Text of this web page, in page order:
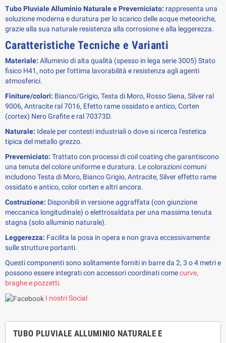
TUBO PLUVIALE ALLUMINIO NATURALE E
Tubo Pluviale Alluminio Naturale e Preverniciato: rappresenta una
soluzione moderna e duratura per lo scarico delle acque meteoriche,
grazie alla sua naturale resistenza alla corrosione e alla leggerezza.
Caratteristiche Tecniche e Varianti
Materiale: Alluminio di alta qualità (spesso in lega serie 3005) Stato
fisico H41, noto per l'ottima lavorabilità e resistenza agli agenti
atmosferici.
Finiture/colori: Bianco/Grigio, Testa di Moro, Rosso Siena, Silver ral
9006, Antracite ral 7016, Efetto rame ossidato e antico, Corten
(cortex) Nero Grafite e ral 70373D.
Naturale: Ideale per contesti industriali o dove si ricerca l'estetica
tipica del metallo grezzo.
Preverniciato: Trattato con processi di coil coating che garantiscono
una tenuta del colore uniforme e duratura. Le colorazioni comuni
includono Testa di Moro, Bianco Grigio, Antracite, Silver effetto rame
ossidato e antico, color corten e altri ancora.
Costruzione: Disponibili in versione aggraffata (con giunzione
meccanica longitudinale) o elettrosaldata per una massima tenuta
stagna (solo alluminio naturale).
Leggerezza: Facilita la posa in opera e non grava eccessivamente
sulle strutture portanti.
Questi componenti sono solitamente forniti in barre da 2, 3 o 4 metri e
possono essere integrati con accessori coordinati comecurve,
braghe e pozzetti.
I nostri Social